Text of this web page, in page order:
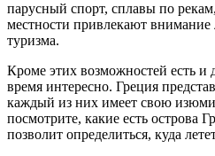
парусный спорт, сплавы по
местности привлекают
туризма.
Кроме этих возможностей есть и
время интересно. Греция
каждый из них имеет свою
посмотрите, какие есть острова
позволит определиться, куда